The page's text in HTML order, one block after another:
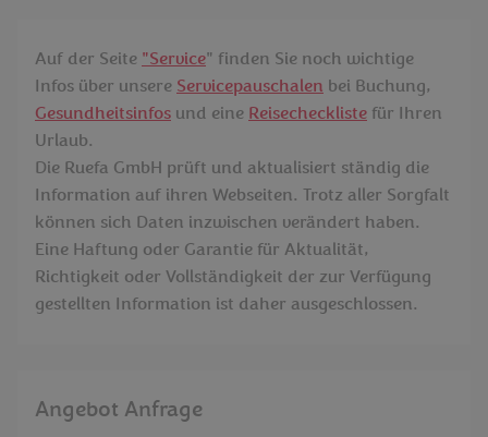
Auf der Seite "Service" finden Sie noch wichtige
Infos über unsere Servicepauschalen bei Buchung,
Gesundheitsinfos und eine Reisecheckliste für Ihren
Urlaub.
Die Ruefa GmbH prüft und aktualisiert ständig die
Information auf ihren Webseiten. Trotz aller Sorgfalt
können sich Daten inzwischen verändert haben.
Eine Haftung oder Garantie für Aktualität,
Richtigkeit oder Vollständigkeit der zur Verfügung
gestellten Information ist daher ausgeschlossen.
Angebot Anfrage